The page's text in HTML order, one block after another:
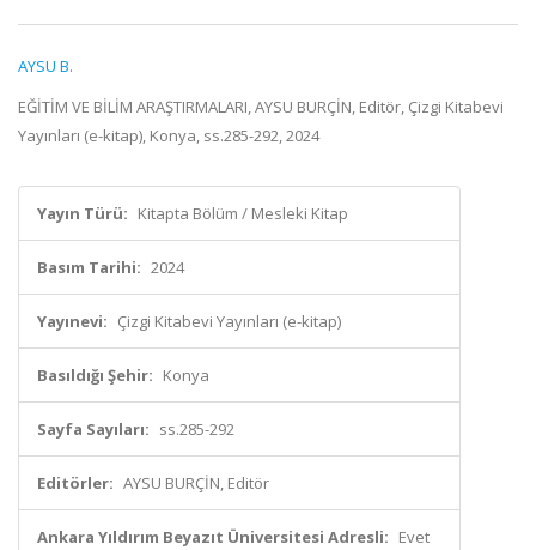
AYSU B.
EĞİTİM VE BİLİM ARAŞTIRMALARI, AYSU BURÇİN, Editör, Çizgi Kitabevi
Yayınları (e-kitap), Konya, ss.285-292, 2024
Yayın Türü: Kitapta Bölüm / Mesleki Kitap
Basım Tarihi: 2024
Yayınevi: Çizgi Kitabevi Yayınları (e-kitap)
Basıldığı Şehir: Konya
Sayfa Sayıları: ss.285-292
Editörler: AYSU BURÇİN, Editör
Ankara Yıldırım Beyazıt Üniversitesi Adresli: Evet